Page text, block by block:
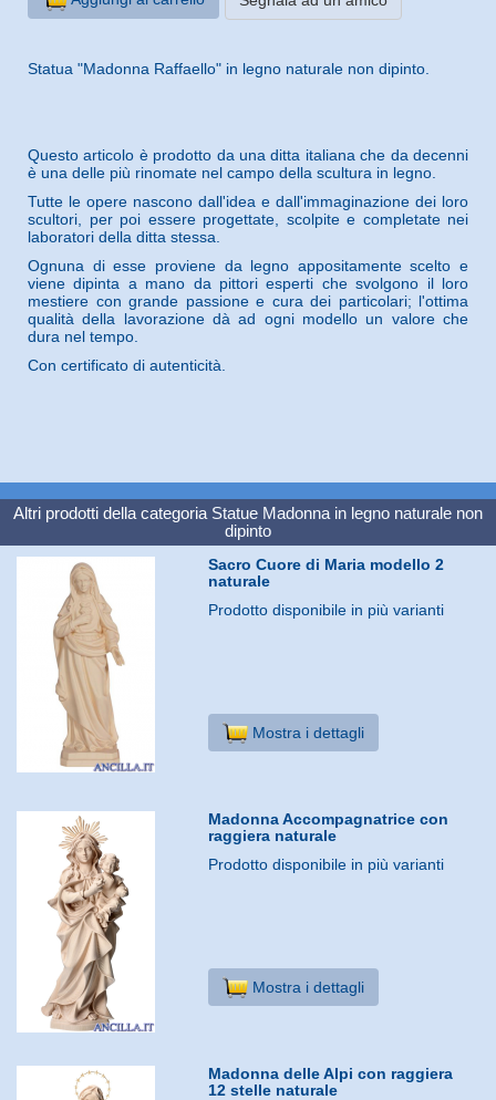
Statua "Madonna Raffaello" in legno naturale non dipinto.
Questo articolo è prodotto da una ditta italiana che da decenni
è una delle più rinomate nel campo della scultura in legno.
Tutte le opere nascono dall'idea e dall'immaginazione dei loro
scultori, per poi essere progettate, scolpite e completate nei
laboratori della ditta stessa.
Ognuna di esse proviene da legno appositamente scelto e
viene dipinta a mano da pittori esperti che svolgono il loro
mestiere con grande passione e cura dei particolari; l'ottima
qualità della lavorazione dà ad ogni modello un valore che
dura nel tempo.
Con certificato di autenticità.
Altri prodotti della categoria Statue Madonna in legno naturale non
dipinto
Sacro Cuore di Maria modello 2
naturale
Prodotto disponibile in più varianti
Mostra i dettagli
Madonna Accompagnatrice con
raggiera naturale
Prodotto disponibile in più varianti
Mostra i dettagli
Madonna delle Alpi con raggiera
12 stelle naturale